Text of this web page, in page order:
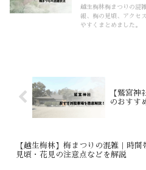
越生梅林梅まつりの混
報、梅の見頃、アクセ
やすくまとめました。
【鷲宮神
のおすす
【越生梅林】梅まつりの混雑｜時間
見頃・花見の注意点などを解説